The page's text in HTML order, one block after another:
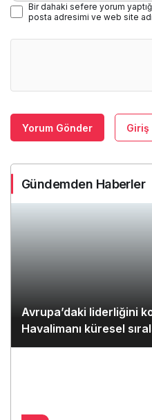
Bir dahaki sefere yorum
posta adresimi ve web site
Yorum Gönder Giriş
Gündemden Haberler
Avrupa’daki liderliğini
Havalimanı küresel